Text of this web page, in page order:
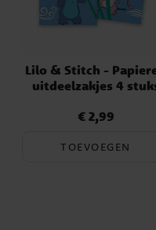
Lilo & Stitch -
uitdeelzakjes 4
Prijs :€ 2,99
€ 2,99
TOEVOEGEN